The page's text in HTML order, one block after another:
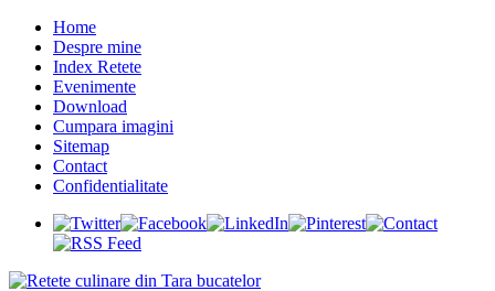
Home
Despre mine
Index Retete
Evenimente
Download
Cumpara imagini
Sitemap
Contact
Confidentialitate